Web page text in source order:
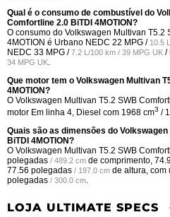
Qual é o consumo de combustível do
Comfortline 2.0 BiTDI 4MOTION?
O consumo do Volkswagen Multivan T5.2
4MOTION é Urbano NEDC 22 MPG / 10.5
NEDC 33 MPG /7.2 L/100 km / 39 MPG UK /
34 MPG UK.
Que motor tem o Volkswagen Multivan
4MOTION?
O Volkswagen Multivan T5.2 SWB
motor Em linha 4, Diesel com 1968 cm3 /
Quais são as dimensões do
BiTDI 4MOTION?
O Volkswagen Multivan T5.2 SWB
polegadas / 489.2 cm de comprimento,
77.56 polegadas / 197.0 cm de altura, com
polegadas / 300.0 cm.
LOJA ULTIMATE SPECS